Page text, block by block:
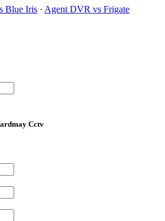
Blue Iris · Agent DVR vs Frigate
Cctv